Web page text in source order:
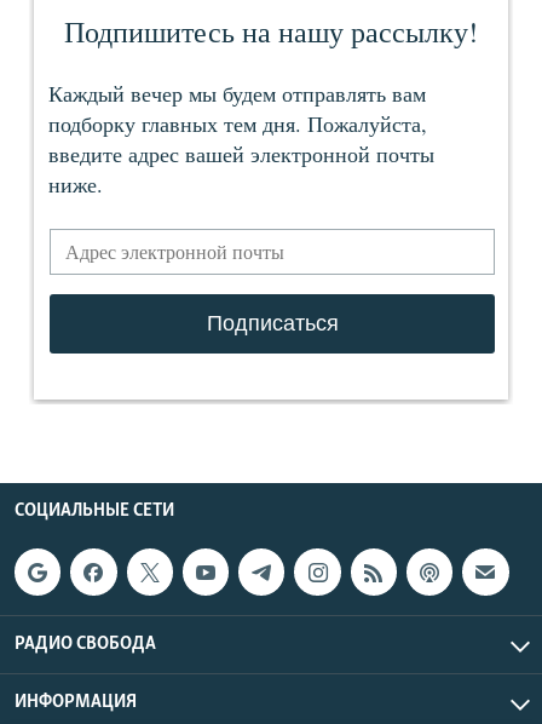
СОЦИАЛЬНЫЕ СЕТИ
РАДИО СВОБОДА
ИНФОРМАЦИЯ